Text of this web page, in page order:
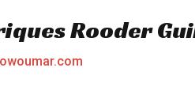
Rooder